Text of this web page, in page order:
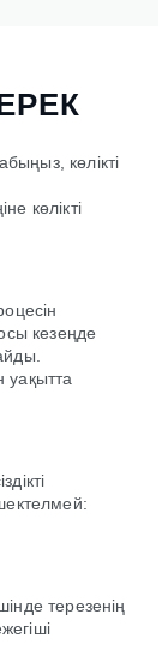
көлікті
көлікті
кезеңде
уақытта
терезенің